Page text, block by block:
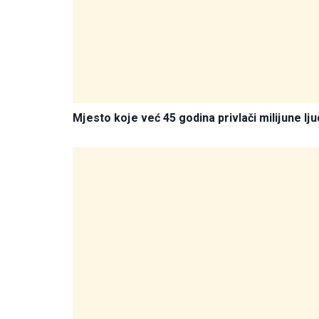
Mjesto koje već 45 godina privlači milijune